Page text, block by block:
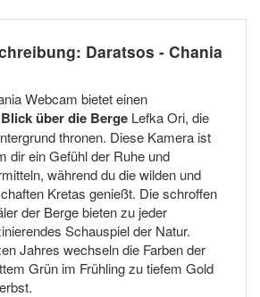
Daratsos - Chania
Webcam bietet einen
Blick über die Berge Lefka Ori, die
thronen. Diese Kamera ist
dir ein Gefühl der Ruhe und
während du die wilden und
Kretas genießt. Die schroffen
der Berge bieten zu jeder
Schauspiel der Natur.
Jahres wechseln die Farben der
Grün im Frühling zu tiefem Gold